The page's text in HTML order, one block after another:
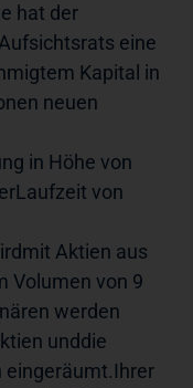
hat der
eine
Kapital in
neuen
in Höhe von
von
Aktien aus
Volumen von 9
werden
unddie
eingeräumt.Ihrer